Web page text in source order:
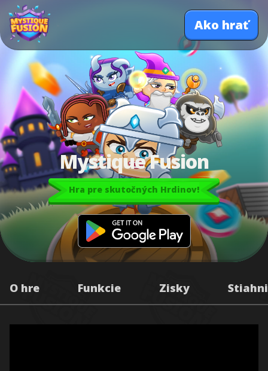
Ako hrať
Mystique Fusion
Hra pre skutočných Hrdinov!
O hre Funkcie Zisky